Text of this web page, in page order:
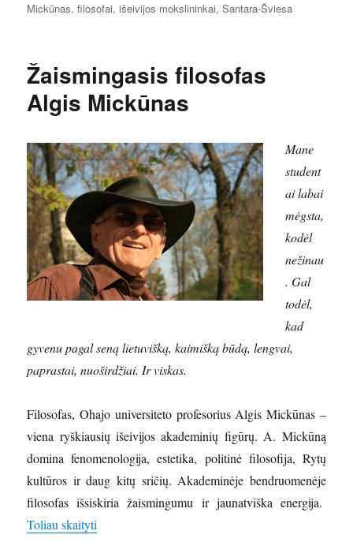
Mickūnas,filosofai,išeivijos mokslininkai,Santara-Šviesa
Žaismingasis filosofas
Algis Mickūnas
Mane
student
ai labai
mėgsta,
kodėl
nežinau
. Gal
todėl,
kad
gyvenu pagal seną lietuvišką, kaimišką būdą, lengvai,
paprastai, nuoširdžiai. Ir viskas.
Filosofas, Ohajo universiteto profesorius Algis Mickūnas –
viena ryškiausių išeivijos akademinių figūrų. A. Mickūną
domina fenomenologija, estetika, politinė filosofija, Rytų
kultūros ir daug kitų sričių. Akademinėje bendruomenėje
filosofas išsiskiria žaismingumu ir jaunatviška energija.
Toliau skaityti